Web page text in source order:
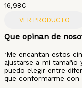
16,98€
VER PRODUCTO
Que opinan de
¡Me encantan estos
ajustarse a mi tamaño
puedo elegir entre
que conformarme con